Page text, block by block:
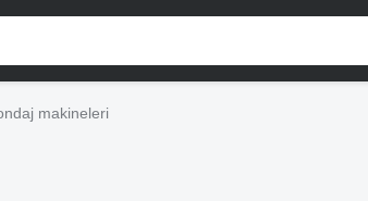
makineleri